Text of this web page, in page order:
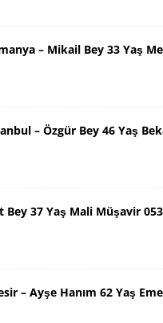
– Mikail Bey 33 Yaş
– Özgür Bey 46 Yaş
Bey 37 Yaş Mali Müşavir
– Ayşe Hanım 62 Yaş